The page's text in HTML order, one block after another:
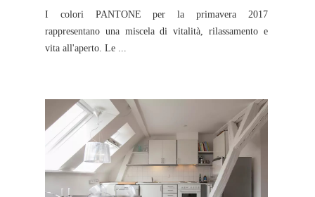
I colori PANTONE per la primavera 2017
rappresentano una miscela di vitalità, rilassamento e
vita all'aperto. Le ...